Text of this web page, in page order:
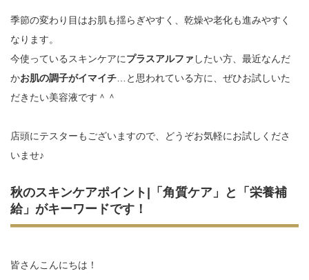
季節の変わり目はお肌も揺らぎやすく、乾燥や老化も進みやすく
なります。
今使っているスキンケアにプラスアルファ したい方、最近なんだ
かお肌の調子がイマイチ …と思われている方に、ぜひお試しいた
だきたい美容液です＾＾
店頭にテスターもございますので、どうぞお気軽にお試しくださ
いませ♪
秋のスキンケアポイント|「角質ケア」と「栄養補
給」がキーワードです！
皆さんこんにちは！